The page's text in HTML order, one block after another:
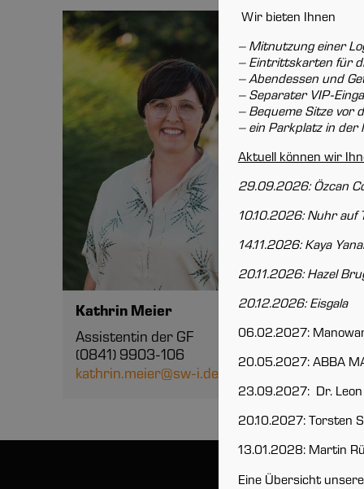
Kathrin Meier
Assistentin der GF
(0841) 9903-106
kathrin.meier@sw-i.de
(0841)
Wir bieten Ihnen
– Mitnutzung einer
– Eintrittskarten für
– Abendessen und
– Separater VIP-
– Bequeme Sitze vor
– ein Parkplatz in der
Aktuell können wir
29.09.2026: Özcan
10.10.2026: Nuhr auf
14.11.2026: Kaya
20.11.2026: Hazel
20.12.2026: Eisgala
06.02.2027:
20.05.2027: ABBA
23.09.2027: Dr. Leon
20.10.2027: Torsten
13.01.2028: Martin
Eine Übersicht